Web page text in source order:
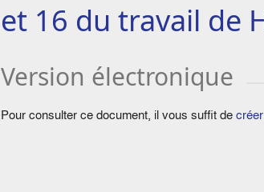
et 16 du travail de
Version électronique
Pour consulter ce document, il vous suffit de